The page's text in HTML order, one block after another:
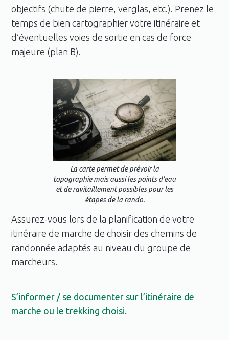
objectifs (chute de pierre, verglas, etc.). Prenez le
temps de bien cartographier votre itinéraire et
d’éventuelles voies de sortie en cas de force
majeure (plan B).
La carte permet de prévoir la
topographie mais aussi les points d’eau
et de ravitaillement possibles pour les
étapes de la rando.
Assurez-vous lors de la planification de votre
itinéraire de marche de choisir des chemins de
randonnée adaptés au niveau du groupe de
marcheurs.
S’informer / se documenter sur l’itinéraire de
marche ou le trekking choisi.